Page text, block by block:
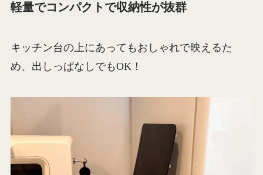
軽量でコンパクトで収納性が抜群
キッチン台の上にあってもおしゃれで映えるた
め、出しっぱなしでもOK！